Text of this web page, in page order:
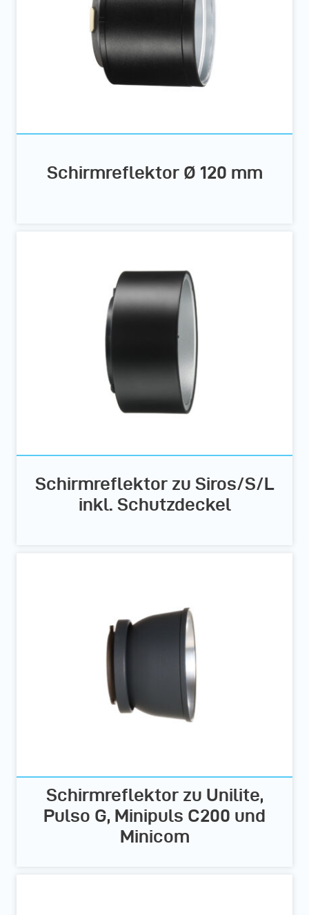
Schirmreflektor Ø 120 mm
Schirmreflektor zu Siros/S/L
inkl. Schutzdeckel
Schirmreflektor zu Unilite,
Pulso G, Minipuls C200 und
Minicom